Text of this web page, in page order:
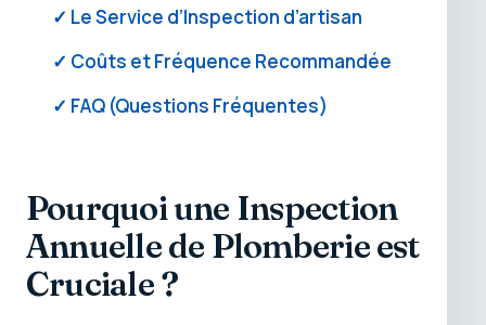
✓ Le Service d’Inspection d’artisan
✓ Coûts et Fréquence Recommandée
✓ FAQ (Questions Fréquentes)
Pourquoi une Inspection
Annuelle de Plomberie est
Cruciale ?